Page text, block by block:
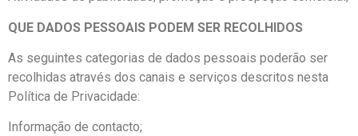
QUE DADOS PESSOAIS PODEM SER RECOLHIDOS
As seguintes categorias de dados pessoais poderão ser
recolhidas através dos canais e serviços descritos nesta
Política de Privacidade:
Informação de contacto;